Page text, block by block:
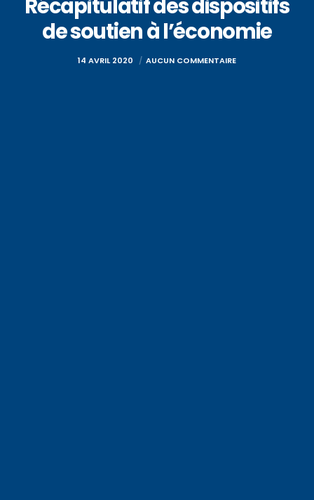
Récapitulatif des dispositifs
de soutien à l’économie
14 AVRIL 2020 AUCUN COMMENTAIRE